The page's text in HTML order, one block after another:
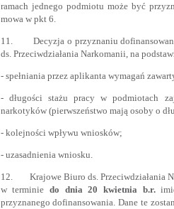
ramach jednego podmiotu może być
mowa w pkt 6.
11. Decyzja o przyznaniu
ds. Przeciwdziałania Narkomanii, na
- spełniania przez aplikanta wymagań
- długości stażu pracy w podmiotach
narkotyków (pierwszeństwo mają osoby o
- kolejności wpływu wniosków;
- uzasadnienia wniosku.
12. Krajowe Biuro ds. Przeciwdziałania
w terminie do dnia 20 kwietnia b.r.
przyznanego dofinansowania. Dane te